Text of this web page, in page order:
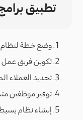
تطبيق
وضع خطة
تكوين فريق عمل
تحديد العملاء
توفير موظفين
إنشاء نظام